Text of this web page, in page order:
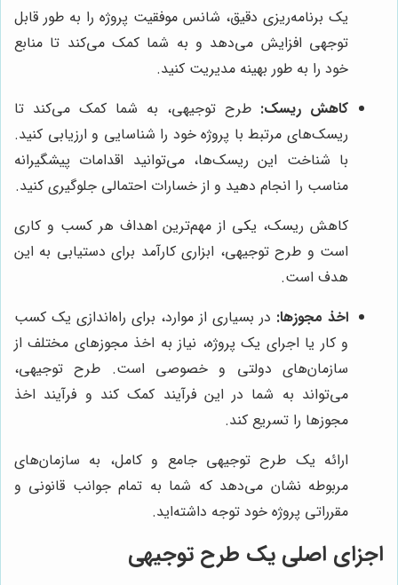
یک برنامه‌ریزی دقیق، شانس موفقیت پروژه را به طور قابل
توجهی افزایش می‌دهد و به شما کمک می‌کند تا منابع
خود را به طور بهینه مدیریت کنید.
کاهش ریسک: طرح توجیهی، به شما کمک می‌کند تا
ریسک‌های مرتبط با پروژه خود را شناسایی و ارزیابی کنید.
با شناخت این ریسک‌ها، می‌توانید اقدامات پیشگیرانه
مناسب را انجام دهید و از خسارات احتمالی جلوگیری کنید.
کاهش ریسک، یکی از مهم‌ترین اهداف هر کسب و کاری
است و طرح توجیهی، ابزاری کارآمد برای دستیابی به این
هدف است.
اخذ مجوزها: در بسیاری از موارد، برای راه‌اندازی یک کسب
و کار یا اجرای یک پروژه، نیاز به اخذ مجوزهای مختلف از
سازمان‌های دولتی و خصوصی است. طرح توجیهی،
می‌تواند به شما در این فرآیند کمک کند و فرآیند اخذ
مجوزها را تسریع کند.
ارائه یک طرح توجیهی جامع و کامل، به سازمان‌های
مربوطه نشان می‌دهد که شما به تمام جوانب قانونی و
مقرراتی پروژه خود توجه داشته‌اید.
اجزای اصلی یک طرح توجیهی